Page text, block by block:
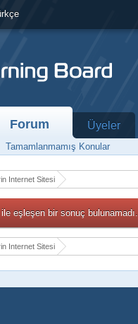
Forum Üyeler
Tamamlanmamış Konular
Internet Sitesi
eşleşen bir sonuç bulunamadı.
Internet Sitesi